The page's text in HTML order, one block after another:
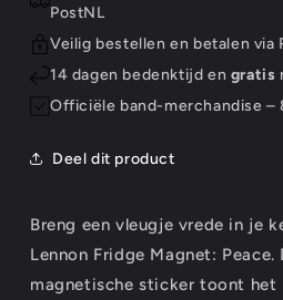
PostNL
Veilig bestellen en betalen via
14 dagen bedenktijd en gratis
Officiële band-merchandise
Deel dit product
Breng een vleugje vrede in je
Lennon Fridge Magnet: Peace.
magnetische sticker toont het